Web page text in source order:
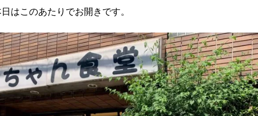
はこのあたりでお開きです。